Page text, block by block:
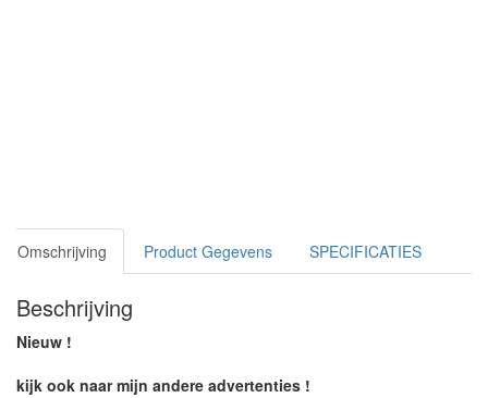
Omschrijving Product Gegevens SPECIFICATIES
Beschrijving
Nieuw !
kijk ook naar mijn andere advertenties !